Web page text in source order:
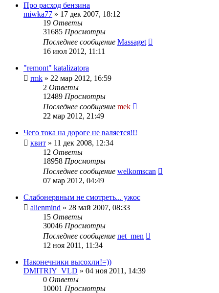
Про расход бензина
miwka77 » 17 дек 2007, 18:12
19 Ответы
31685 Просмотры
Последнее сообщение Massaget
16 июл 2012, 11:11
"remont" katalizatora
rmk » 22 мар 2012, 16:59
2 Ответы
12489 Просмотры
Последнее сообщение mek
22 мар 2012, 21:49
Чего тока на дороге не валяется!!!
квит » 11 дек 2008, 12:34
12 Ответы
18958 Просмотры
Последнее сообщение welkomscan
07 мар 2012, 04:49
Слабонервным не смотреть... ужос
alienmind » 28 май 2007, 08:33
15 Ответы
30046 Просмотры
Последнее сообщение net_men
12 ноя 2011, 11:34
Наконечники высохли!=))
DMITRIY_VLD » 04 ноя 2011, 14:39
0 Ответы
10001 Просмотры